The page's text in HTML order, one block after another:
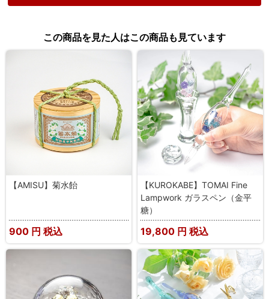
この商品を見た人はこの商品も見ています
【AMISU】菊水飴
900 円 税込
【KUROKABE】TOMAI Fine
Lampwork ガラスペン（金平
糖）
19,800 円 税込